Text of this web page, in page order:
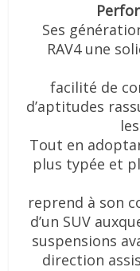
Ses
RAV4 une
facilité de
d’aptitudes
Tout en
plus typée et
reprend à son
d’un SUV
suspensions
direction